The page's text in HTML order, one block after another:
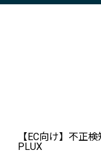
【EC向け】不正
PLUX